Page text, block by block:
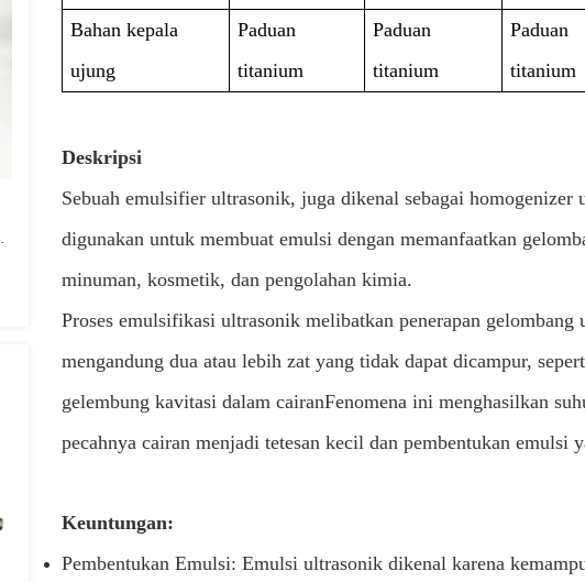
Bahan kepala
ujung
Paduan
titanium
Paduan
titanium
Paduan
titanium
Deskripsi
Sebuah emulsifier ultrasonik, juga dikenal sebagai homogenizer
digunakan untuk membuat emulsi dengan memanfaatkan
minuman, kosmetik, dan pengolahan kimia.
Proses emulsifikasi ultrasonik melibatkan penerapan
mengandung dua atau lebih zat yang tidak dapat dicampur,
gelembung kavitasi dalam cairanFenomena ini menghasilkan
pecahnya cairan menjadi tetesan kecil dan pembentukan emulsi
Keuntungan:
Pembentukan Emulsi: Emulsi ultrasonik dikenal karena